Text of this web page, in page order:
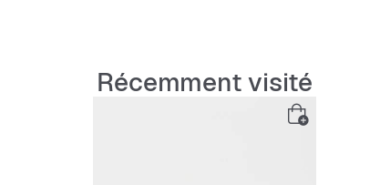
Récemment visité